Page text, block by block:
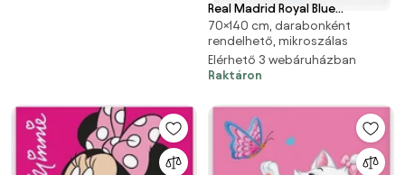
Real Madrid Royal Blue
fürdőlepedő, strand törölköző
70x140cm (Fast Dry)
70×140 cm, darabonként
rendelhető, mikroszálas
Elérhető 3 webáruházban
Raktáron